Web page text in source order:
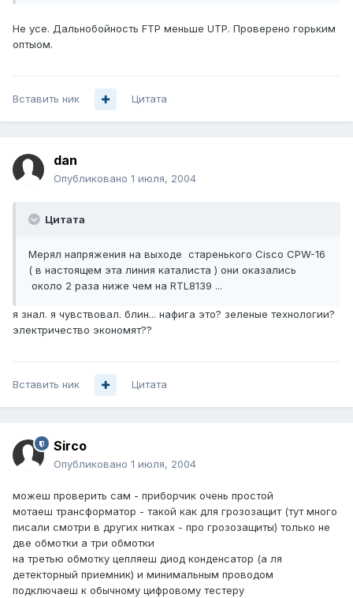
Не усе. Дальнобойность FTP меньше UTP. Проверено горьким
оптыом.
Вставить ник Цитата
dan
Опубликовано 1 июля, 2004
Цитата
Мерял напряжения на выходе старенького Cisco CPW-16
( в настоящем эта линия каталиста ) они оказались
около 2 раза ниже чем на RTL8139 ...
я знал. я чувствовал. блин... нафига это? зеленые технологии?
электричество экономят??
Вставить ник Цитата
Sirco
Опубликовано 1 июля, 2004
можеш проверить сам - приборчик очень простой
мотаеш трансформатор - такой как для грозозащит (тут много
писали смотри в других нитках - про грозозащиты) только не
две обмотки а три обмотки
на третью обмотку цепляеш диод конденсатор (а ля
детекторный приемник) и минимальным проводом
подключаеш к обычному цифровому тестеру